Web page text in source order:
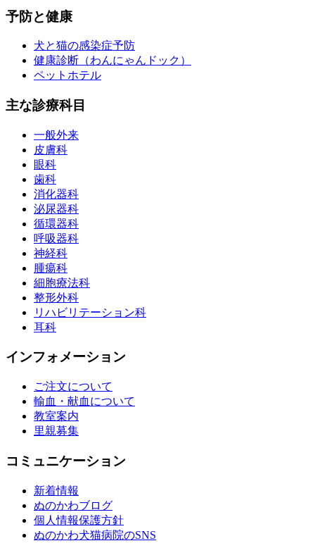
予防と健康
犬と猫の感染症予防
健康診断（わんにゃんドック）
ペットホテル
主な診療科目
一般外来
皮膚科
眼科
歯科
消化器科
泌尿器科
循環器科
呼吸器科
神経科
腫瘍科
細胞療法科
整形外科
リハビリテーション科
耳科
インフォメーション
ご注文について
輸血・献血について
教室案内
里親募集
コミュニケーション
新着情報
ぬのかわブログ
個人情報保護方針
ぬのかわ犬猫病院のSNS